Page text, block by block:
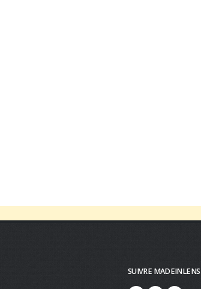
SUIVRE MADEINLENS